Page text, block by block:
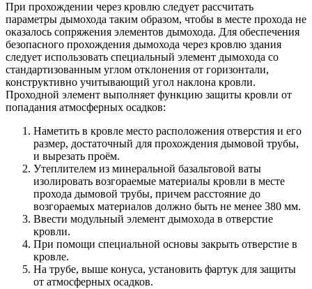
При прохождении через кровлю следует рассчитать
параметры дымохода таким образом, чтобы в месте прохода не
оказалось сопряжения элементов дымохода. Для обеспечения
безопасного прохождения дымохода через кровлю здания
следует использовать специальный элемент дымохода со
стандартизованным углом отклонения от горизонтали,
конструктивно учитывающий угол наклона кровли.
Проходной элемент выполняет функцию защиты кровли от
попадания атмосферных осадков:
Наметить в кровле место расположения отверстия и его
размер, достаточный для прохождения дымовой трубы,
и вырезать проём.
Утеплителем из минеральной базальтовой ваты
изолировать возгораемые материалы кровли в месте
прохода дымовой трубы, причем расстояние до
возгораемых материалов должно быть не менее 380 мм.
Ввести модульный элемент дымохода в отверстие
кровли.
При помощи специальной основы закрыть отверстие в
кровле.
На трубе, выше конуса, установить фартук для защиты
от атмосферных осадков.